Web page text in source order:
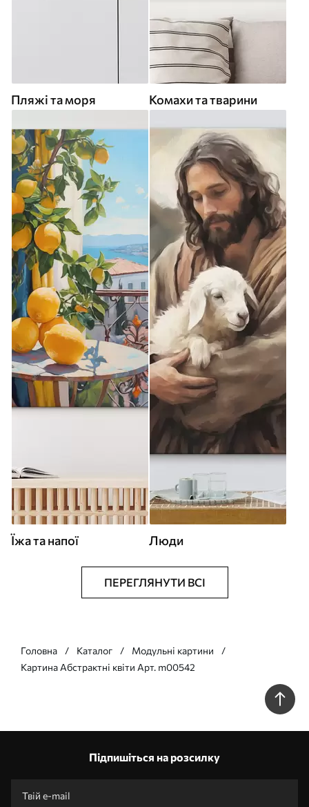
Пляжі та моря Комахи та тварини
Їжа та напої Люди
ПЕРЕГЛЯНУТИ ВСІ
Головна Каталог
Модульні картини
Картина Абстрактні квіти Арт. m00542
Підпишіться на розсилку